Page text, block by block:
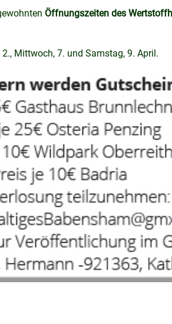
Öffnungszeiten des
Mittwoch, 7. und Samstag, 9. April.